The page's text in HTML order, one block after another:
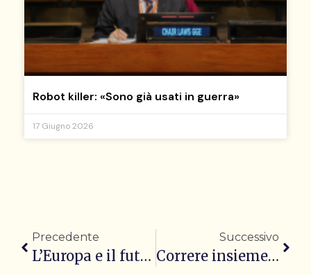
Robot killer: «Sono già usati in guerra»
17 Giugno 2026
Precedente
L’Europa e il futuro della Sicilia con Leoluca Orlando
Successivo
Correre insieme, il fenomeno dei running club